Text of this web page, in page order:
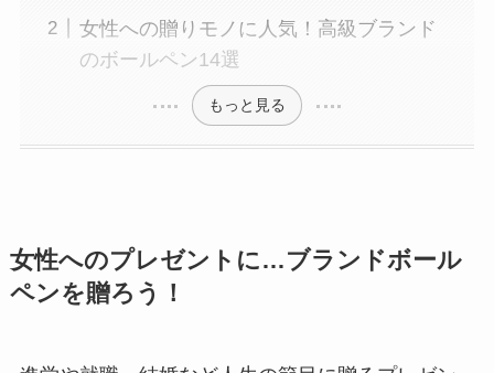
女性への贈りモノに人気！高級ブランド
のボールペン14選
もっと見る
女性へのプレゼントに…ブランドボール
ペンを贈ろう！